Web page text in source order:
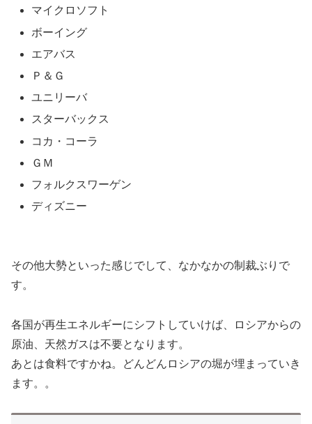
マイクロソフト
ボーイング
エアバス
Ｐ＆Ｇ
ユニリーバ
スターバックス
コカ・コーラ
ＧＭ
フォルクスワーゲン
ディズニー
その他大勢といった感じでして、なかなかの制裁ぶりで
す。
各国が再生エネルギーにシフトしていけば、ロシアからの
原油、天然ガスは不要となります。
あとは食料ですかね。どんどんロシアの堀が埋まっていき
ます。。